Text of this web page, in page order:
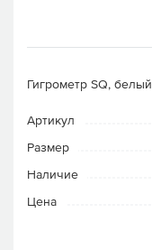
Гигрометр SQ, белый
Артикул
Размер
Наличие
Цена